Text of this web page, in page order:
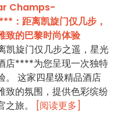
Champs-
：距离凯旋门仅几步，
致的巴黎时尚体验
凯旋门仅几步之遥，星光
店****为您呈现一次独特
。 这家四星级精品酒店
致的氛围，提供色彩缤纷
旅。
[阅读更多]